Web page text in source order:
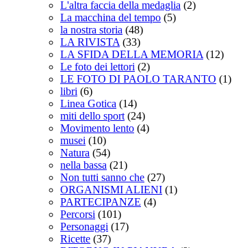
L'altra faccia della medaglia (2)
La macchina del tempo (5)
la nostra storia (48)
LA RIVISTA (33)
LA SFIDA DELLA MEMORIA (12)
Le foto dei lettori (2)
LE FOTO DI PAOLO TARANTO (1)
libri (6)
Linea Gotica (14)
miti dello sport (24)
Movimento lento (4)
musei (10)
Natura (54)
nella bassa (21)
Non tutti sanno che (27)
ORGANISMI ALIENI (1)
PARTECIPANZE (4)
Percorsi (101)
Personaggi (17)
Ricette (37)